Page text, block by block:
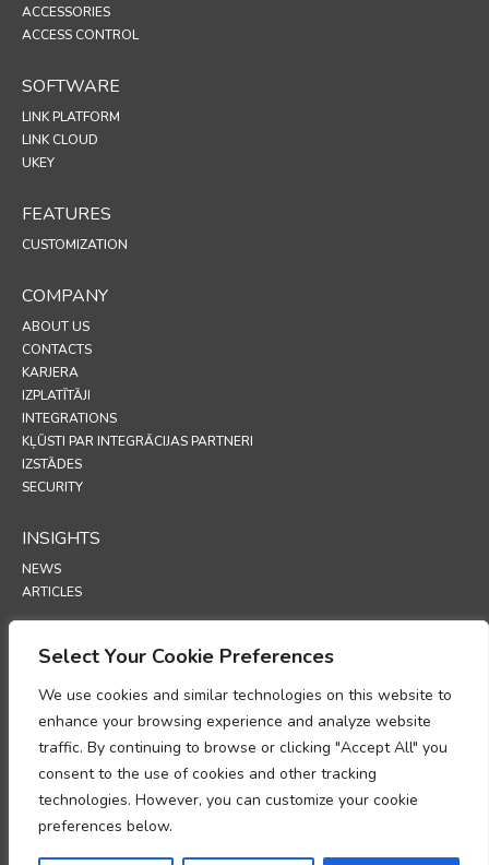
Select Your Cookie Preferences
We use cookies and similar technologies on this website to
enhance your browsing experience and analyze website
traffic. By continuing to browse or clicking "Accept All" you
consent to the use of cookies and other tracking
technologies. However, you can customize your cookie
preferences below.
ACCESSORIES
ACCESS CONTROL
SOFTWARE
LINK PLATFORM
LINK CLOUD
UKEY
FEATURES
CUSTOMIZATION
COMPANY
ABOUT US
CONTACTS
KARJERA
IZPLATĪTĀJI
INTEGRATIONS
KĻŪSTI PAR INTEGRĀCIJAS PARTNERI
IZSTĀDES
SECURITY
INSIGHTS
NEWS
ARTICLES
SUPPORT
POLICIES
PRIVĀTUMA POLITIKA
SĪKFAILU POLITIKA
MEMORANDS PAR PERSONAS DATU APSTRĀDES ATBILSTĪBU
DATU APSTRĀDES PAPILDINĀJUMS